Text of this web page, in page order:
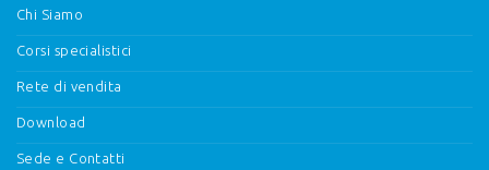
Chi Siamo
Corsi specialistici
Rete di vendita
Download
Sede e Contatti